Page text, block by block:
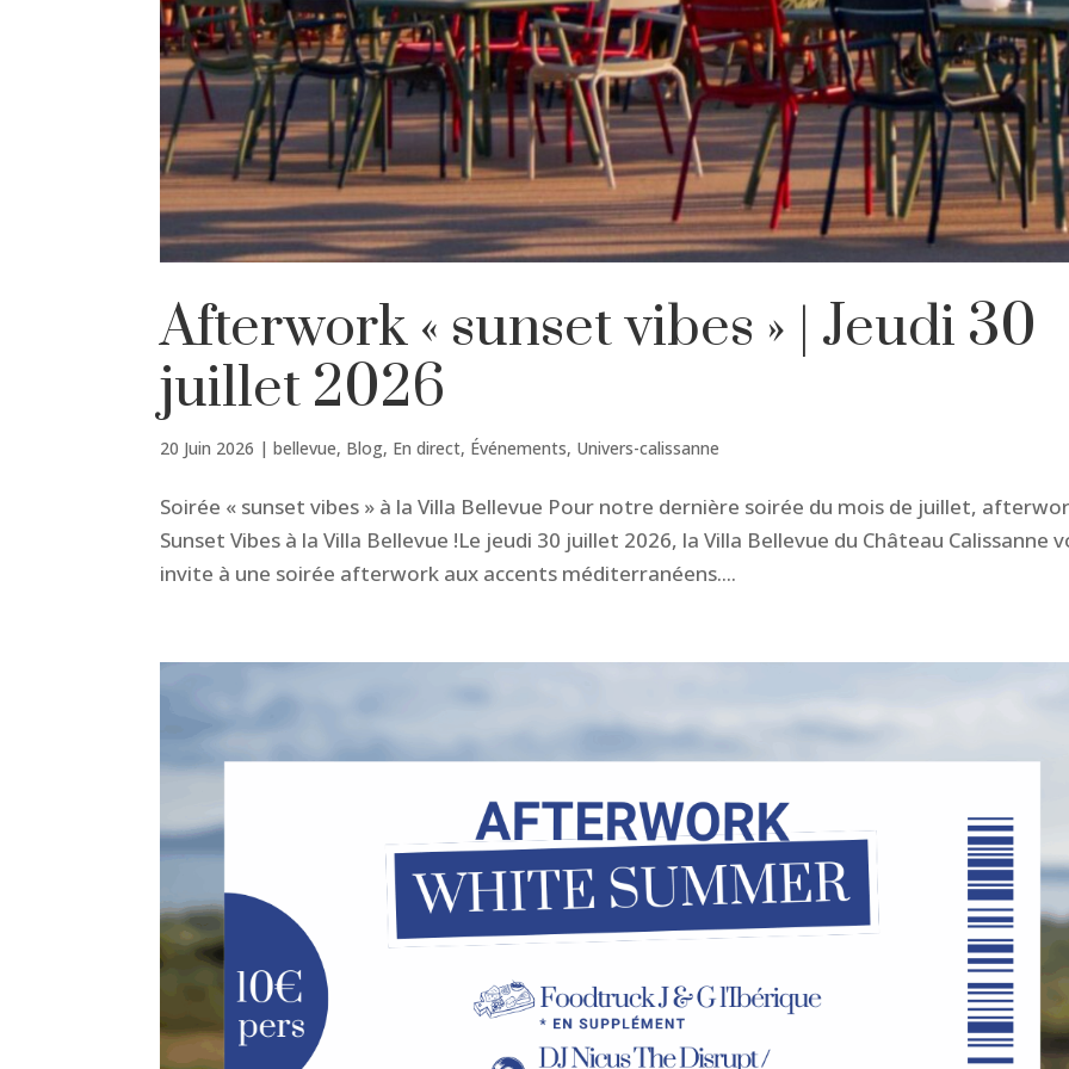
Afterwork « sunset vibes » | Jeudi 30
juillet 2026
20 Juin 2026 |bellevue, Blog, En direct, Événements, Univers-calissanne
Soirée « sunset vibes » à la Villa Bellevue Pour notre dernière soirée du mois de juillet,
Sunset Vibes à la Villa Bellevue !Le jeudi 30 juillet 2026, la Villa Bellevue du Château Calissanne
invite à une soirée afterwork aux accents méditerranéens....